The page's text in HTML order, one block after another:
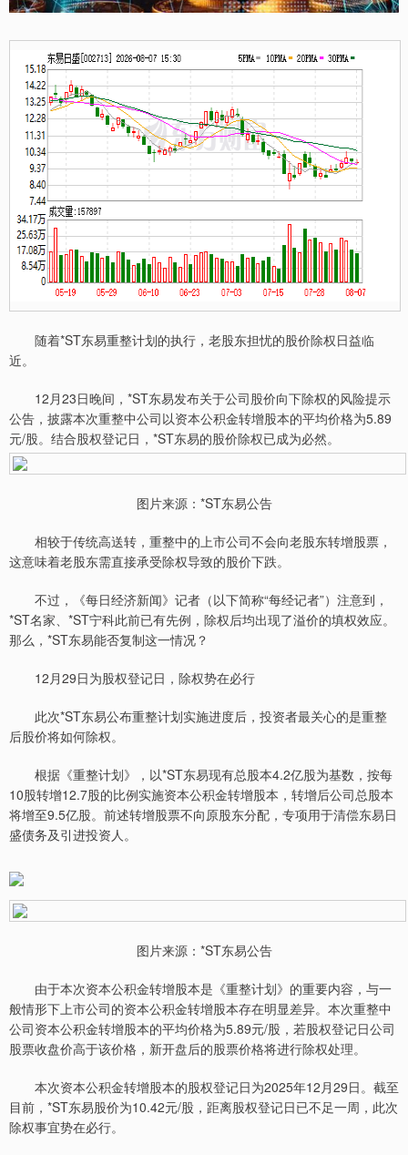
随着*ST东易重整计划的执行，老股东担忧的股价除权日益临
近。
12月23日晚间，*ST东易发布关于公司股价向下除权的风险提示
公告，披露本次重整中公司以资本公积金转增股本的平均价格为5.89
元/股。结合股权登记日，*ST东易的股价除权已成为必然。
图片来源：*ST东易公告
相较于传统高送转，重整中的上市公司不会向老股东转增股票，
这意味着老股东需直接承受除权导致的股价下跌。
不过，《每日经济新闻》记者（以下简称“每经记者”）注意到，
*ST名家、*ST宁科此前已有先例，除权后均出现了溢价的填权效应。
那么，*ST东易能否复制这一情况？
12月29日为股权登记日，除权势在必行
此次*ST东易公布重整计划实施进度后，投资者最关心的是重整
后股价将如何除权。
根据《重整计划》，以*ST东易现有总股本4.2亿股为基数，按每
10股转增12.7股的比例实施资本公积金转增股本，转增后公司总股本
将增至9.5亿股。前述转增股票不向原股东分配，专项用于清偿东易日
盛债务及引进投资人。
图片来源：*ST东易公告
由于本次资本公积金转增股本是《重整计划》的重要内容，与一
般情形下上市公司的资本公积金转增股本存在明显差异。本次重整中
公司资本公积金转增股本的平均价格为5.89元/股，若股权登记日公司
股票收盘价高于该价格，新开盘后的股票价格将进行除权处理。
本次资本公积金转增股本的股权登记日为2025年12月29日。截至
目前，*ST东易股价为10.42元/股，距离股权登记日已不足一周，此次
除权事宜势在必行。